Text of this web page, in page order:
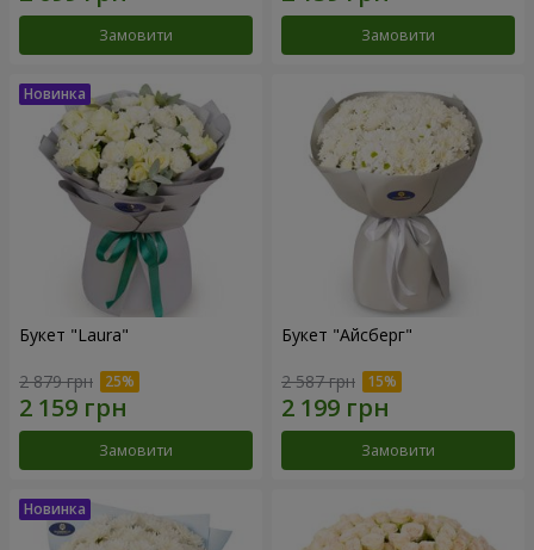
Замовити Замовити
Букет "Laura"
2 879 грн
Замовити
Букет "Айсберг"
2 587 грн
Замовити